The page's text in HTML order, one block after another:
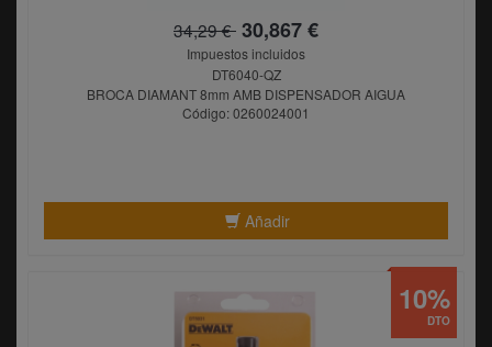
34,29 € 30,867 €
Impuestos incluidos
DT6040-QZ
BROCA DIAMANT 8mm AMB DISPENSADOR AIGUA
Código: 0260024001
Añadir
DTO
10%